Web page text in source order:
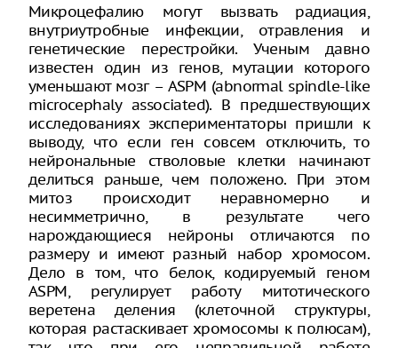
Микроцефалию могут вызвать радиация,
внутриутробные инфекции, отравления и
генетические перестройки. Ученым давно
известен один из генов, мутации которого
уменьшают мозг – ASPM (abnormal spindle-like
microcephaly associated). В предшествующих
исследованиях экспериментаторы пришли к
выводу, что если ген совсем отключить, то
нейрональные стволовые клетки начинают
делиться раньше, чем положено. При этом
митоз происходит неравномерно и
несимметрично, в результате чего
нарождающиеся нейроны отличаются по
размеру и имеют разный набор хромосом.
Дело в том, что белок, кодируемый геном
ASPM, регулирует работу митотического
веретена деления (клеточной структуры,
которая растаскивает хромосомы к полюсам),